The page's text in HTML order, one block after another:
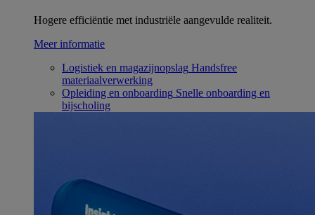
Hogere efficiëntie met industriële aangevulde realiteit.
Meer informatie
Logistiek en magazijnopslag Handsfree
materiaalverwerking
Opleiding en onboarding Snelle onboarding en
bijscholing